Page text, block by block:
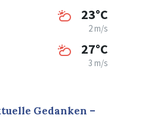
23°C
2 m/s
27°C
3 m/s
Gedanken –